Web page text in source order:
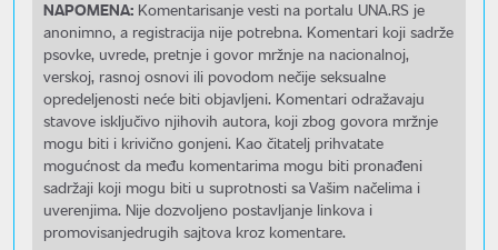
NAPOMENA: Komentarisanje vesti na portalu UNA.RS je
anonimno, a registracija nije potrebna. Komentari koji sadrže
psovke, uvrede, pretnje i govor mržnje na nacionalnoj,
verskoj, rasnoj osnovi ili povodom nečije seksualne
opredeljenosti neće biti objavljeni. Komentari odražavaju
stavove isključivo njihovih autora, koji zbog govora mržnje
mogu biti i krivično gonjeni. Kao čitatelj prihvatate
mogućnost da među komentarima mogu biti pronađeni
sadržaji koji mogu biti u suprotnosti sa Vašim načelima i
uverenjima. Nije dozvoljeno postavljanje linkova i
promovisanjedrugih sajtova kroz komentare.